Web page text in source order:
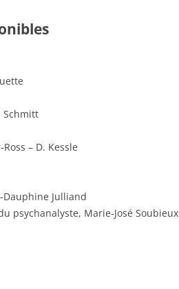
Schmitt
– D. Kessle
Julliand
psychanalyste, Marie-José Soubieux